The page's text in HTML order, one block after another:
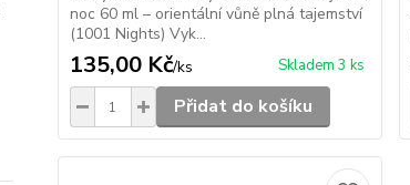
noc 60 ml – orientální vůně plná tajemství
(1001 Nights) Vyk...
135,00 Kč/ks Skladem 3 ks
Přidat do košíku